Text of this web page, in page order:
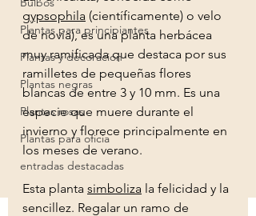
Plantas para principiantes
Plantas y decoracion
Plantas negras
Plantas rosas
Plantas para oficia
entradas destacadas
gypsophila (científicamente) o velo
de novia), es una planta herbácea
muy ramificada que destaca por sus
ramilletes de pequeñas flores
blancas de entre 3 y 10 mm. Es una
especie que muere durante el
invierno y florece principalmente en
los meses de verano.
Esta planta simboliza la felicidad y la
sencillez. Regalar un ramo de